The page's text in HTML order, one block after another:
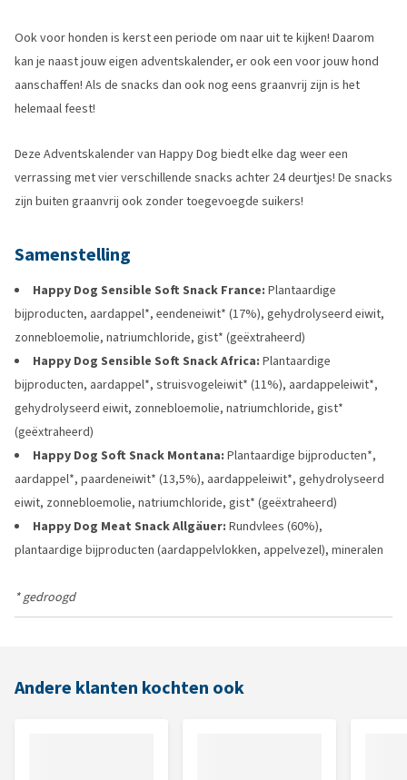
Ook voor honden is kerst een periode om naar uit te kijken! Daarom
kan je naast jouw eigen adventskalender, er ook een voor jouw hond
aanschaffen! Als de snacks dan ook nog eens graanvrij zijn is het
helemaal feest!
Deze Adventskalender van Happy Dog biedt elke dag weer een
verrassing met vier verschillende snacks achter 24 deurtjes! De snacks
zijn buiten graanvrij ook zonder toegevoegde suikers!
Samenstelling
Happy Dog Sensible Soft Snack France: Plantaardige
bijproducten, aardappel*, eendeneiwit* (17%), gehydrolyseerd eiwit,
zonnebloemolie, natriumchloride, gist* (geëxtraheerd)
Happy Dog Sensible Soft Snack Africa: Plantaardige
bijproducten, aardappel*, struisvogeleiwit* (11%), aardappeleiwit*,
gehydrolyseerd eiwit, zonnebloemolie, natriumchloride, gist*
(geëxtraheerd)
Happy Dog Soft Snack Montana: Plantaardige bijproducten*,
aardappel*, paardeneiwit* (13,5%), aardappeleiwit*, gehydrolyseerd
eiwit, zonnebloemolie, natriumchloride, gist* (geëxtraheerd)
Happy Dog Meat Snack Allgäuer: Rundvlees (60%),
plantaardige bijproducten (aardappelvlokken, appelvezel), mineralen
* gedroogd
Andere klanten kochten ook